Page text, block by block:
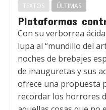
TEXTOS ÚLTIMAS
Plataformas
Con su verborrea
lupa al “mundillo del
noches de brebajes
de inauguretas y sus
ofrece una propuesta
recordar los horrores